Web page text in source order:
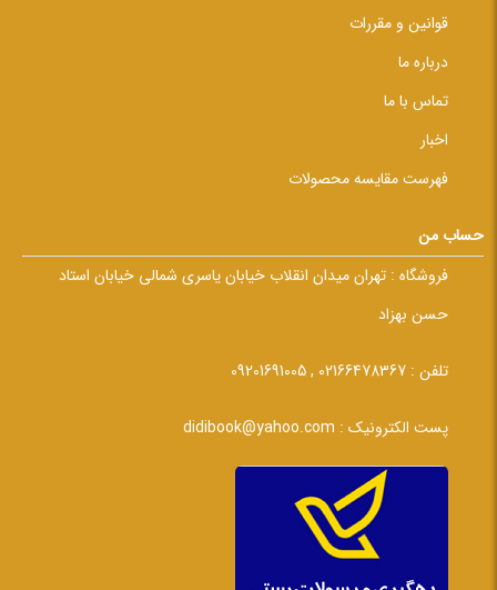
قوانین و مقررات
درباره ما
تماس با ما
اخبار
فهرست مقایسه محصولات
حساب من
فروشگاه : تهران میدان انقلاب خیابان یاسری شمالی خیابان استاد
حسن بهزاد
تلفن : 02166478367 , 09201691005
پست الکترونیک : didibook@yahoo.com